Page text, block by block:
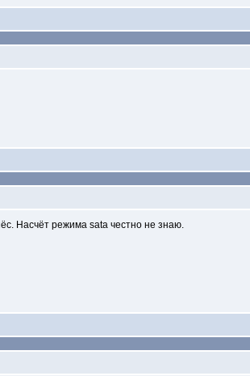
Насчёт режима sata честно не знаю.